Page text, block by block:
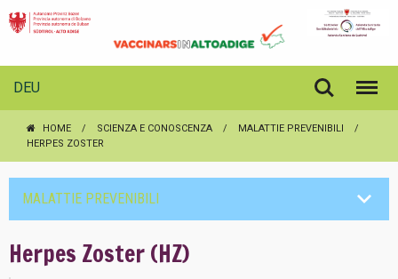
DEU
HOME SCIENZA E CONOSCENZA
MALATTIE PREVENIBILI
HERPES ZOSTER
MALATTIE PREVENIBILI
Herpes Zoster (HZ)